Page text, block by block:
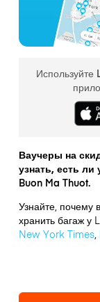
Ваучеры на
узнать, есть
Buon Ma Thuot.
Узнайте, почему
хранить багаж у
New York Times,